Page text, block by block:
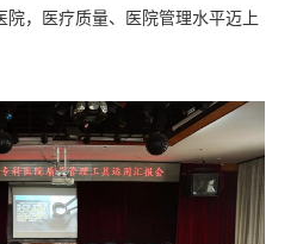
院，医疗质量、医院管理水平迈上